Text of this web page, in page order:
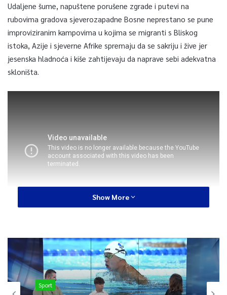
Udaljene šume, napuštene porušene zgrade i putevi na
rubovima gradova sjeverozapadne Bosne neprestano se pune
improviziranim kampovima u kojima se migranti s Bliskog
istoka, Azije i sjeverne Afrike spremaju da se sakriju i žive jer
jesenska hladnoća i kiše zahtijevaju da naprave sebi adekvatna
skloništa.
maloljetnici koji su bili prisiljeni podići šatore od crnih plastičnih
cerada u šumama nakon što su lokalne vlasti u regiji
sjeverozapadne Krajine prošlog mjeseca odlučile da ih počnu
tjerati iz urbanih područja, čak ih izbacujući iz postojećih
prihvatnih centara koje vode UN.
Show More
Sport